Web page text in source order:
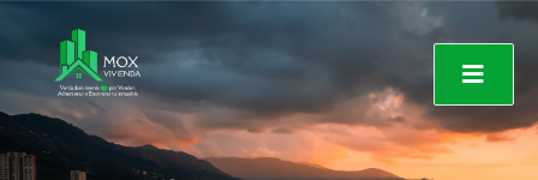
contenido